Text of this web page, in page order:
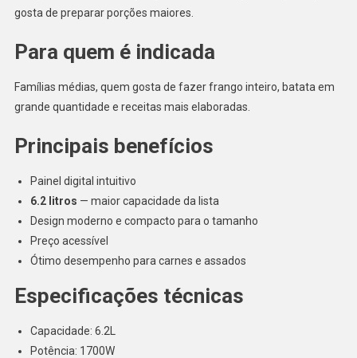
gosta de preparar porções maiores.
Para quem é indicada
Famílias médias, quem gosta de fazer frango inteiro, batata em
grande quantidade e receitas mais elaboradas.
Principais benefícios
Painel digital intuitivo
6.2 litros — maior capacidade da lista
Design moderno e compacto para o tamanho
Preço acessível
Ótimo desempenho para carnes e assados
Especificações técnicas
Capacidade: 6.2L
Potência: 1700W